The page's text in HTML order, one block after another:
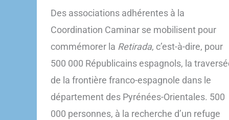
Des associations adhérentes à la
Coordination Caminar se mobilisent pour
commémorer la Retirada, c’est-à-dire, pour
500 000 Républicains espagnols, la
de la frontière franco-espagnole dans le
département des Pyrénées-Orientales. 500
000 personnes, à la recherche d’un refuge